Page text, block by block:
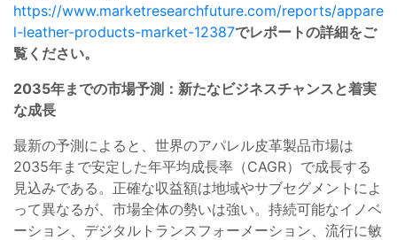
https://www.marketresearchfuture.com/reports/appare
l-leather-products-market-12387でレポートの詳細をご
覧ください。
2035年までの市場予測：新たなビジネスチャンスと着実
な成長
最新の予測によると、世界のアパレル皮革製品市場は
2035年まで安定した年平均成長率（CAGR）で成長する
見込みである。正確な収益額は地域やサブセグメントによ
って異なるが、市場全体の勢いは強い。持続可能なイノベ
ーション、デジタルトランスフォーメーション、流行に敏